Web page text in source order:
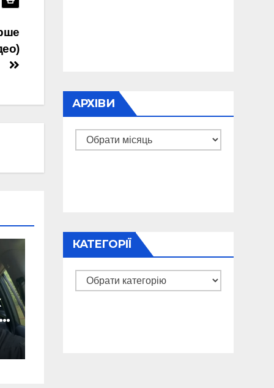
АРХІВИ
Архіви
КАТЕГОРІЇ
Категорії